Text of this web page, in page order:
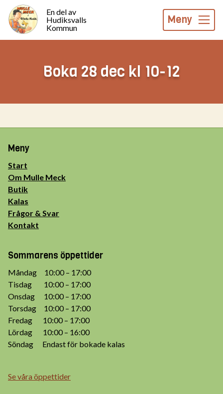
En del av
Hudiksvalls
Kommun
Meny
Boka 28 dec kl 10-12
Meny
Start
Om Mulle Meck
Butik
Kalas
Frågor & Svar
Kontakt
Sommarens öppettider
Måndag 10:00 – 17:00
Tisdag 10:00 – 17:00
Onsdag 10:00 – 17:00
Torsdag 10:00 – 17:00
Fredag 10:00 – 17:00
Lördag 10:00 – 16:00
Söndag Endast för bokade kalas
Se våra öppettider